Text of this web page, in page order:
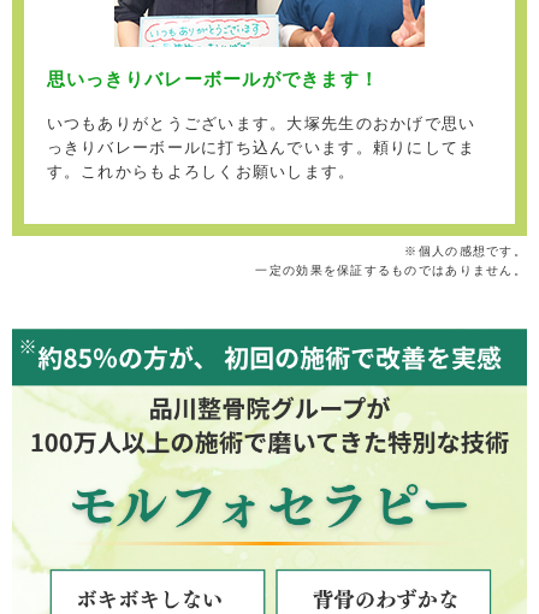
思いっきりバレーボールができます！
いつもありがとうございます。大塚先生のおかげで思い
っきりバレーボールに打ち込んでいます。頼りにしてま
す。これからもよろしくお願いします。
※個人の感想です。
一定の効果を保証するものではありません。